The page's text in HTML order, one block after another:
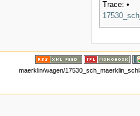
Trace: •
maerklin/wagen/